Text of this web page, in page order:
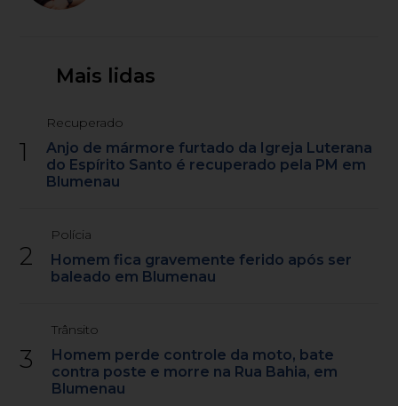
Mais lidas
1
Recuperado
Anjo de mármore furtado da Igreja Luterana
do Espírito Santo é recuperado pela PM em
Blumenau
2
Polícia
Homem fica gravemente ferido após ser
baleado em Blumenau
3
Trânsito
Homem perde controle da moto, bate
contra poste e morre na Rua Bahia, em
Blumenau